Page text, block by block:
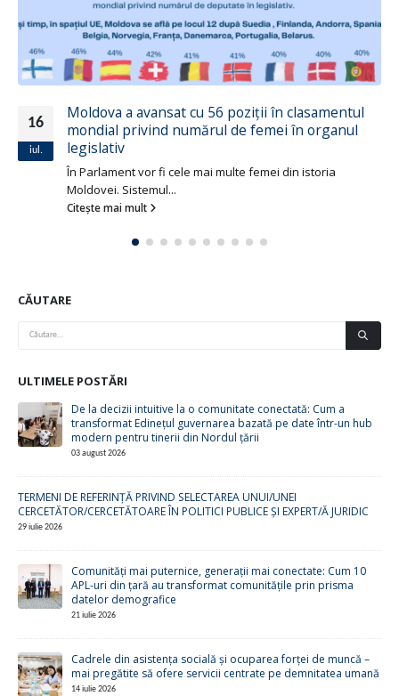
16
iul.
Moldova a avansat cu 56 poziții în clasamentul
mondial privind numărul de femei în organul
legislativ
În Parlament vor fi cele mai multe femei din istoria
Moldovei. Sistemul...
Citește mai mult
CĂUTARE
ULTIMELE POSTĂRI
De la decizii intuitive la o comunitate conectată: Cum a
transformat Edinețul guvernarea bazată pe date într-un hub
modern pentru tinerii din Nordul țării
03 august 2026
TERMENI DE REFERINȚĂ PRIVIND SELECTAREA UNUI/UNEI
CERCETĂTOR/CERCETĂTOARE ÎN POLITICI PUBLICE ȘI EXPERT/Ă JURIDIC
29 iulie 2026
Comunități mai puternice, generații mai conectate: Cum 10
APL-uri din țară au transformat comunitățile prin prisma
datelor demografice
21 iulie 2026
Cadrele din asistența socială și ocuparea forței de muncă –
mai pregătite să ofere servicii centrate pe demnitatea umană
14 iulie 2026